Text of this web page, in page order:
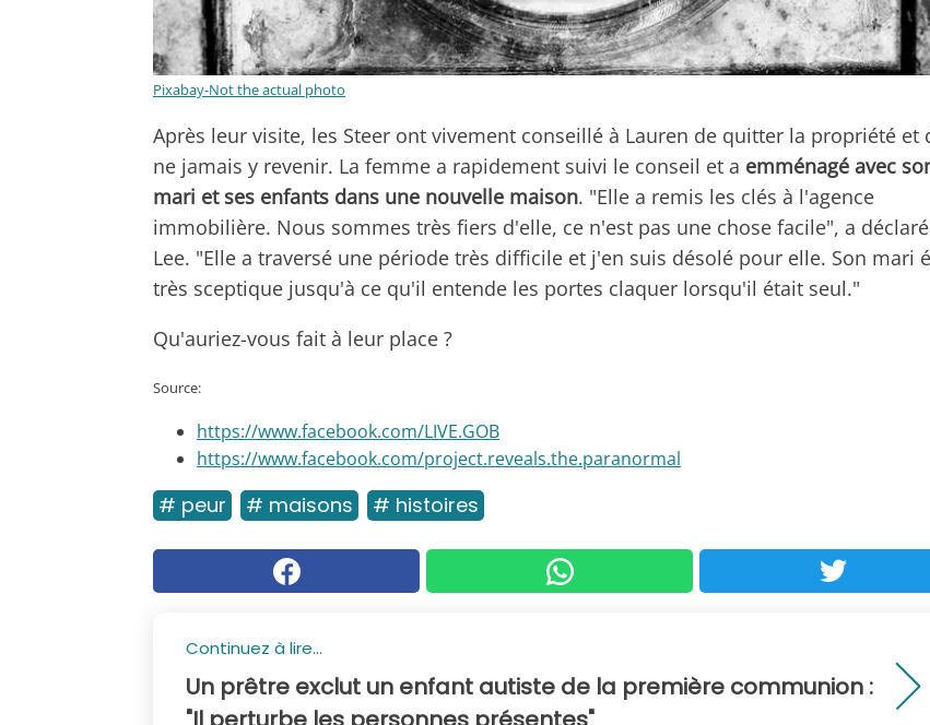
Pixabay-Not the actual photo
Après leur visite, les Steer ont vivement conseillé à Lauren de quitter la propriété et
ne jamais y revenir. La femme a rapidement suivi le conseil et a emménagé avec
mari et ses enfants dans une nouvelle maison. "Elle a remis les clés à l'agence
immobilière. Nous sommes très fiers d'elle, ce n'est pas une chose facile", a déclaré
Lee. "Elle a traversé une période très difficile et j'en suis désolé pour elle. Son mari
très sceptique jusqu'à ce qu'il entende les portes claquer lorsqu'il était seul."
Qu'auriez-vous fait à leur place ?
Source:
https://www.facebook.com/LIVE.GOB
https://www.facebook.com/project.reveals.the.paranormal
# peur # maisons # histoires
Continuez à lire...
Un prêtre exclut un enfant autiste de la première communion :